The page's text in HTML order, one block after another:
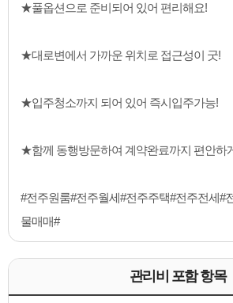
★풀옵션으로 준비되어 있어 편리해요!
★대로변에서 가까운 위치로 접근성이 굿!
★입주청소까지 되어 있어 즉시입주가능!
★함께 동행방문하여 계약완료까지 편안하
#전주원룸#전주월세#전주주택#전주전세#
물매매#
관리비 포함 항목